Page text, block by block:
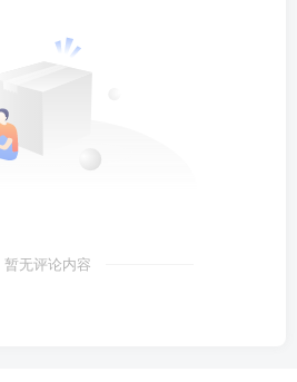
暂无评论内容